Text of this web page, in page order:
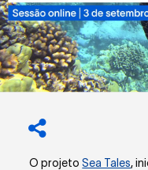
O projetoSea Tales,